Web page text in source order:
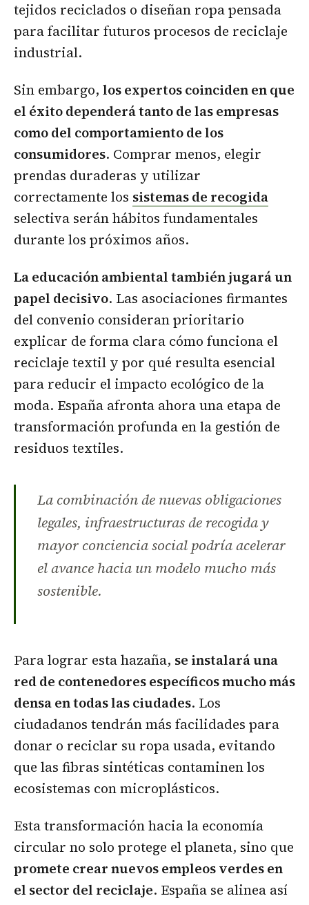
tejidos reciclados o diseñan ropa pensada
para facilitar futuros procesos de reciclaje
industrial.
Sin embargo, los expertos coinciden en que
el éxito dependerá tanto de las empresas
como del comportamiento de los
consumidores. Comprar menos, elegir
prendas duraderas y utilizar
correctamente los sistemas de recogida
selectiva serán hábitos fundamentales
durante los próximos años.
La educación ambiental también jugará un
papel decisivo. Las asociaciones firmantes
del convenio consideran prioritario
explicar de forma clara cómo funciona el
reciclaje textil y por qué resulta esencial
para reducir el impacto ecológico de la
moda. España afronta ahora una etapa de
transformación profunda en la gestión de
residuos textiles.
La combinación de nuevas obligaciones
legales, infraestructuras de recogida y
mayor conciencia social podría acelerar
el avance hacia un modelo mucho más
sostenible.
Para lograr esta hazaña, se instalará una
red de contenedores específicos mucho más
densa en todas las ciudades. Los
ciudadanos tendrán más facilidades para
donar o reciclar su ropa usada, evitando
que las fibras sintéticas contaminen los
ecosistemas con microplásticos.
Esta transformación hacia la economía
circular no solo protege el planeta, sino que
promete crear nuevos empleos verdes en
el sector del reciclaje. España se alinea así